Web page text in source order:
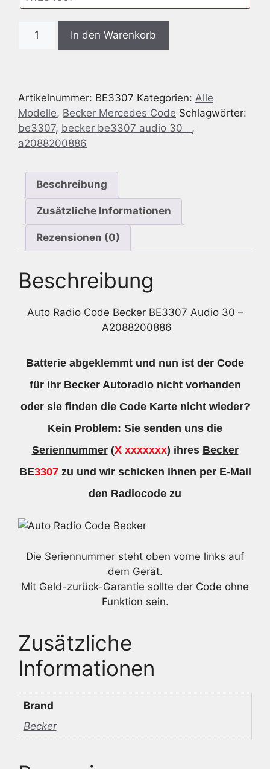
Code
BE3307
Audio
30
Menge
In den Warenkorb
Artikelnummer: BE3307 Kategorien: Alle
Modelle, Becker Mercedes Code Schlagwörter:
be3307, becker be3307 audio 30__ ,
a2088200886
Beschreibung
Zusätzliche Informationen
Rezensionen (0)
Beschreibung
Auto Radio Code Becker BE3307 Audio 30 –
A2088200886
Batterie abgeklemmt und nun ist der Code
für ihr Becker Autoradio nicht vorhanden
oder sie finden die Code Karte nicht wieder?
Kein Problem: Sie senden uns die
Seriennummer(X xxxxxxx) ihres Becker
BE3307zu und wir schicken ihnen per E-Mail
den Radiocode zu
Die Seriennummer steht oben vorne links auf
dem Gerät.
Mit Geld-zurück-Garantie sollte der Code ohne
Funktion sein.
Zusätzliche
Informationen
Brand
Becker